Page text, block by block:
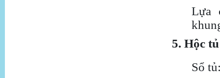
Lựa
5. Hộc
Sổ